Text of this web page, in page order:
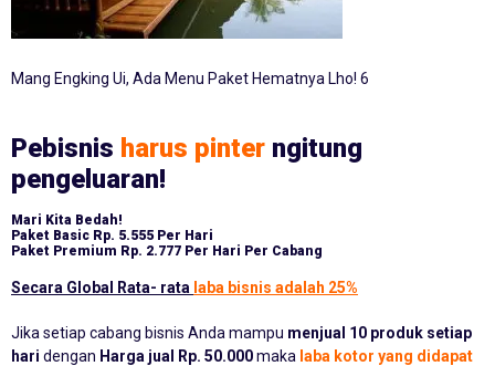
Mang Engking Ui, Ada Menu Paket Hematnya Lho! 6
Pebisnis harus pinter ngitung
pengeluaran!
Mari Kita Bedah!
Paket Basic Rp. 5.555 Per Hari
Paket Premium Rp. 2.777 Per Hari Per Cabang
Secara Global Rata- rata laba bisnis adalah 25%
Jika setiap cabang bisnis Anda mampu menjual 10 produk setiap
hari dengan Harga jual Rp. 50.000maka laba kotor yang didapat